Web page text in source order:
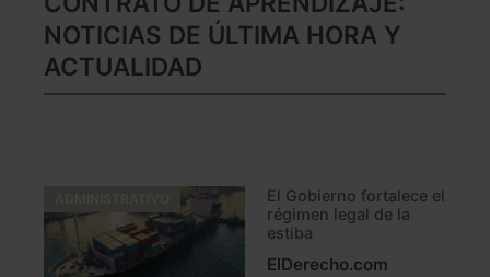
NOTICIAS DE ÚLTIMA HORA Y
ACTUALIDAD
El Gobierno fortalece el
régimen legal de la
estiba
ElDerecho.com